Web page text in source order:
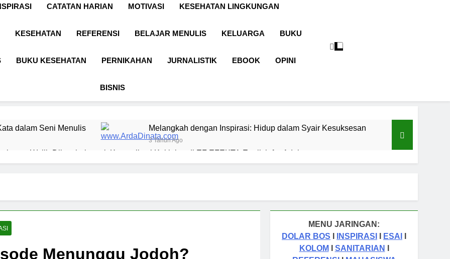
CATATAN HARIAN MOTIVASI KESEHATAN LINGKUNGAN
KESEHATAN REFERENSI BELAJAR MENULIS KELUARGA BUKU
BUKU KESEHATAN PERNIKAHAN JURNALISTIK EBOOK OPINI
BISNIS
dalam Seni Menulis Melangkah dengan Inspirasi: Hidup dalam Syair Kesuksesan
3 Tahun Ago
yang Wajib Diketahui untuk Komunikasi Kekinian di EF EFEKTA English for Adults
Digital sebagai Lanskap Pembelajaran Basmalah sebagai Pintu Kehidupan
Buku: Menjemput Era Digital dengan Kata-kata
Menunggu Jodoh?
MENU JARINGAN:
DOLAR BOS
INSPIRASI ESAI
KOLOM
SANITARIAN